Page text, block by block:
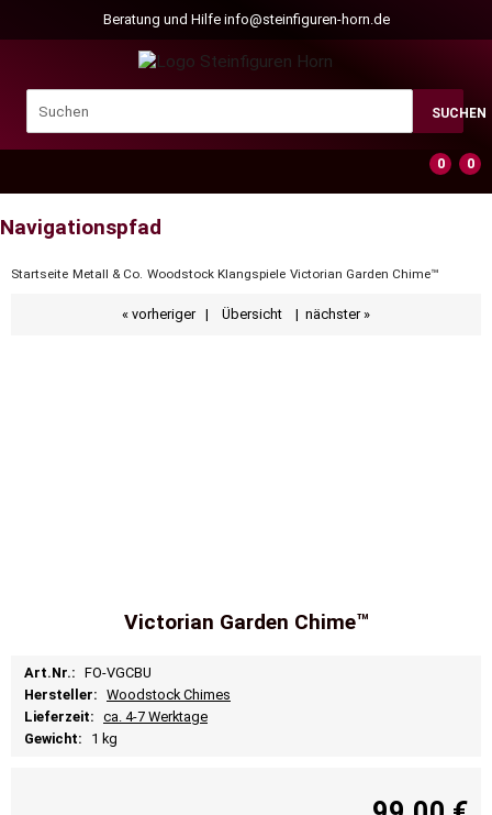
Beratung und Hilfe info@steinfiguren-horn.de
SUCHEN
0
0
Navigationspfad
Startseite Metall & Co. Woodstock Klangspiele Victorian Garden Chime™
« vorheriger| Übersicht | nächster »
Victorian Garden Chime™
Art.Nr.: FO-VGCBU
Hersteller: Woodstock Chimes
Lieferzeit: ca. 4-7 Werktage
Gewicht:
1 kg